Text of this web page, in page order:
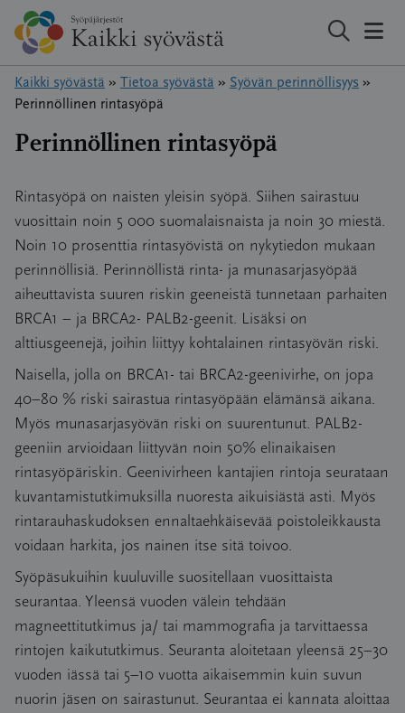
Hyppää
sisältöön
Kaikki syövästä » Tietoa syövästä » Syövän perinnöllisyys »
Perinnöllinen rintasyöpä
Perinnöllinen rintasyöpä
Rintasyöpä on naisten yleisin syöpä. Siihen sairastuu
vuosittain noin 5 000 suomalaisnaista ja noin 30 miestä.
Noin 10 prosenttia rintasyövistä on nykytiedon mukaan
perinnöllisiä. Perinnöllistä rinta- ja munasarjasyöpää
aiheuttavista suuren riskin geeneistä tunnetaan parhaiten
BRCA1 – ja BRCA2- PALB2-geenit. Lisäksi on
alttiusgeenejä, joihin liittyy kohtalainen rintasyövän riski.
Naisella, jolla on BRCA1- tai BRCA2-geenivirhe, on jopa
40–80 % riski sairastua rintasyöpään elämänsä aikana.
Myös munasarjasyövän riski on suurentunut. PALB2-
geeniin arvioidaan liittyvän noin 50% elinaikaisen
rintasyöpäriskin. Geenivirheen kantajien rintoja seurataan
kuvantamistutkimuksilla nuoresta aikuisiästä asti. Myös
rintarauhaskudoksen ennaltaehkäisevää poistoleikkausta
voidaan harkita, jos nainen itse sitä toivoo.
Syöpäsukuihin kuuluville suositellaan vuosittaista
seurantaa. Yleensä vuoden välein tehdään
magneettitutkimus ja/ tai mammografia ja tarvittaessa
rintojen kaikututkimus. Seuranta aloitetaan yleensä 25–30
vuoden iässä tai 5–10 vuotta aikaisemmin kuin suvun
nuorin jäsen on sairastunut. Seurantaa ei kannata aloittaa